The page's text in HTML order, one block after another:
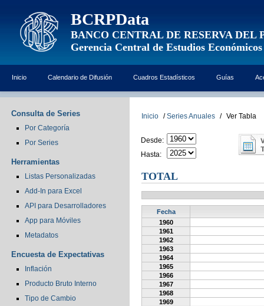
BCRPData
BANCO CENTRAL DE RESERVA DEL
Gerencia Central de Estudios Económicos
Inicio Calendario de Difusión Cuadros Estadísticos Guías
Consulta de Series
Por Categoría
Por Series
Herramientas
Listas Personalizadas
Add-In para Excel
API para Desarrolladores
App para Móviles
Metadatos
Encuesta de Expectativas
Inflación
Producto Bruto Interno
Tipo de Cambio
Inicio / Series Anuales / Ver Tabla
Desde:
Hasta:
TOTAL
Fecha
1960
1961
1962
1963
1964
1965
1966
1967
1968
1969